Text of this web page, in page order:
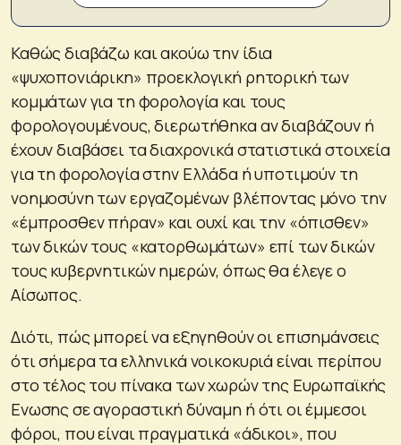
Καθώς διαβάζω και ακούω την ίδια
«ψυχοπονιάρικη» προεκλογική ρητορική των
κομμάτων για τη φορολογία και τους
φορολογουμένους, διερωτήθηκα αν διαβάζουν ή
έχουν διαβάσει τα διαχρονικά στατιστικά στοιχεία
για τη φορολογία στην Ελλάδα ή υποτιμούν τη
νοημοσύνη των εργαζομένων βλέποντας μόνο την
«έμπροσθεν πήραν» και ουχί και την «όπισθεν»
των δικών τους «κατορθωμάτων» επί των δικών
τους κυβερνητικών ημερών, όπως θα έλεγε ο
Αίσωπος.
Διότι, πώς μπορεί να εξηγηθούν οι επισημάνσεις
ότι σήμερα τα ελληνικά νοικοκυριά είναι περίπου
στο τέλος του πίνακα των χωρών της Ευρωπαϊκής
Ενωσης σε αγοραστική δύναμη ή ότι οι έμμεσοι
φόροι, που είναι πραγματικά «άδικοι», που